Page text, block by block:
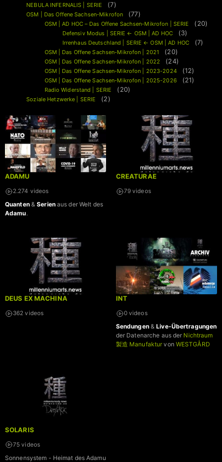
NEBULA INFERNALIS | SERIE (7)
OSM | Das Offene Sachsen-Mikrofon (77)
OSM | AD HOC – Das Offene Sachsen-Mikrofon | SERIE (20)
Defensiv Modus | SERIE ← OSM | AD HOC (3)
Irrenhaus Deutschland | SERIE ← OSM | AD HOC (7)
OSM | Das Offene Sachsen-Mikrofon | 2021 (20)
OSM | Das Offene Sachsen-Mikrofon | 2022 (24)
OSM | Das Offene Sachsen-Mikrofon | 2023-2024 (12)
OSM | Das Offene Sachsen-Mikrofon | 2025-2026 (21)
Radio Widerstand | SERIE (20)
Soziale Hetzwerke | SERIE (2)
ADAMU
2.274 videos
Quanten&Serienaus der Welt des
Adamu.
CREATURAE
79 videos
DEUS EX MACHINA
362 videos
INT
0 videos
Sendungen&Live-Übertragungen
der Datenarche aus der Nichtraum
製造 Manufaktur von WESTGÅRD
SOLARIS
75 videos
Sonnensystem - Heimat des Adamu